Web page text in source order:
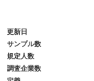
更新日
サンプル数
規定人数
調査企業数